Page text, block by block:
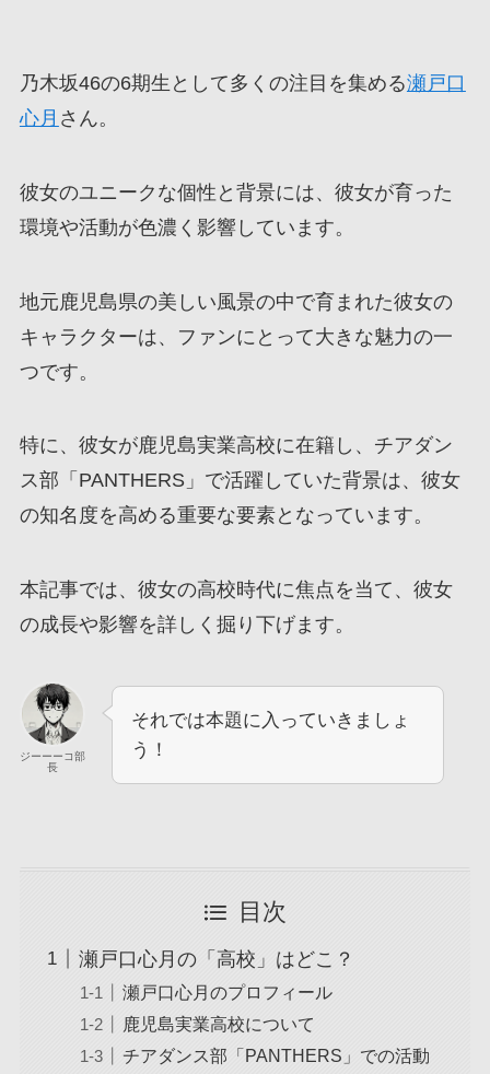
乃木坂46の6期生として多くの注目を集める瀬戸口
心月 さん。
彼女のユニークな個性と背景には、彼女が育った
環境や活動が色濃く影響しています。
地元鹿児島県の美しい風景の中で育まれた彼女の
キャラクターは、ファンにとって大きな魅力の一
つです。
特に、彼女が鹿児島実業高校に在籍し、チアダン
ス部「PANTHERS」で活躍していた背景は、彼女
の知名度を高める重要な要素となっています。
本記事では、彼女の高校時代に焦点を当て、彼女
の成長や影響を詳しく掘り下げます。
ジーーーコ部
長
それでは本題に入っていきましょ
う！
目次
瀬戸口心月の「高校」はどこ？
瀬戸口心月のプロフィール
鹿児島実業高校について
チアダンス部「PANTHERS」での活動